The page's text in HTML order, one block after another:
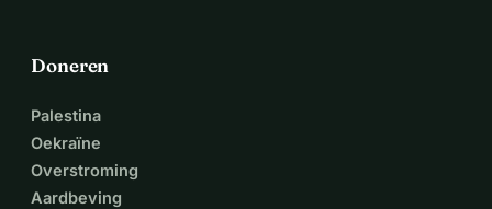
Doneren
Palestina
Oekraïne
Overstroming
Aardbeving